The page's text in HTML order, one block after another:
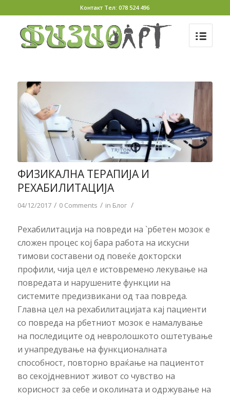
Контакт Тел: 078 524 496
ФИЗИКАЛНА ТЕРАПИЈА И
РЕХАБИЛИТАЦИЈА
04/12/2017 / 0 Comments / in Блог /
Рехабилитација на повреди на `рбетен мозок е
сложен процес кој бара работа на искусни
тимови составени од повеќе докторски
профили, чија цел е истовремено лекување на
повредата и нарушените функции на
системите предизвикани од таа повреда.
Главна цел на рехабилитацијата кај пациенти
со повреда на рбетниот мозок е намалување
на последиците од невролошкото оштетување
и унапредување на функционалната
способност, повторно враќање на пациентот
во секојдневниот живот со чувство на
корисност за себе и околината и одржување на